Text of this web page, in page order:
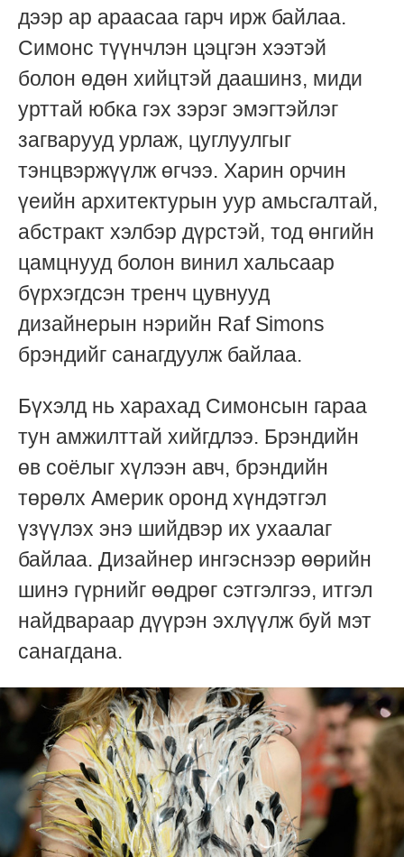
дээр ар араасаа гарч ирж байлаа.
Симонс түүнчлэн цэцгэн хээтэй
болон өдөн хийцтэй даашинз, миди
урттай юбка гэх зэрэг эмэгтэйлэг
загварууд урлаж, цуглуулгыг
тэнцвэржүүлж өгчээ. Харин орчин
үеийн архитектурын уур амьсгалтай,
абстракт хэлбэр дүрстэй, тод өнгийн
цамцнууд болон винил хальсаар
бүрхэгдсэн тренч цувнууд
дизайнерын нэрийн Raf Simons
брэндийг санагдуулж байлаа.
Бүхэлд нь харахад Симонсын гараа
тун амжилттай хийгдлээ. Брэндийн
өв соёлыг хүлээн авч, брэндийн
төрөлх Америк оронд хүндэтгэл
үзүүлэх энэ шийдвэр их ухаалаг
байлаа. Дизайнер ингэснээр өөрийн
шинэ гүрнийг өөдрөг сэтгэлгээ, итгэл
найдвараар дүүрэн эхлүүлж буй мэт
санагдана.